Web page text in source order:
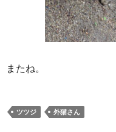
またね。
ツツジ 外猫さん